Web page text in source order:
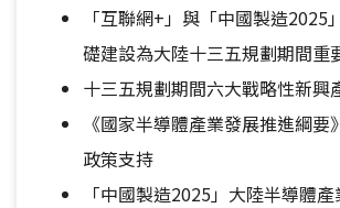
「互聯網+」與「中國製造
礎建設為大陸十三五規劃期間重
十三五規劃期間六大戰略性新興
《國家半導體產業發展推進綱
政策支持
「中國製造2025」大陸半導體